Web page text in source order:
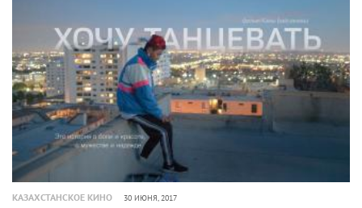
КАЗАХСТАНСКОЕ КИНО 30 ИЮНЯ, 2017